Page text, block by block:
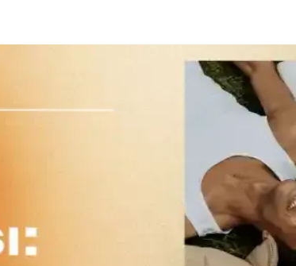
buharlama gibi yöntemlerle nasıl kontrol edileceği
ayakkabı seçimiyle şık ve rahat sunum
Faktörleri
alınarak yapılmalıdır. Spor ayakkabı ve canlı
Vücut Tipine Uygun Seçimler